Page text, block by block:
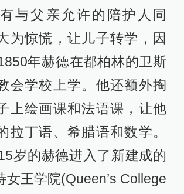
与父亲允许的陪护人同
为惊慌，让儿子转学，因
年赫德在都柏林的卫斯
会学校上学。他还额外掏
上绘画课和法语课，让他
拉丁语、希腊语和数学。
岁的赫德进入了新建成的
女王学院(Queen’s College